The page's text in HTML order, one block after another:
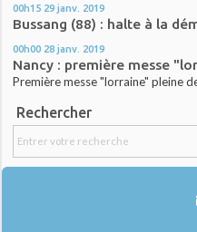
00h15 29 janv. 2019
Bussang (88) : halte à la
00h00 28 janv. 2019
Nancy : première messe
Première messe "lorraine" pleine
Rechercher